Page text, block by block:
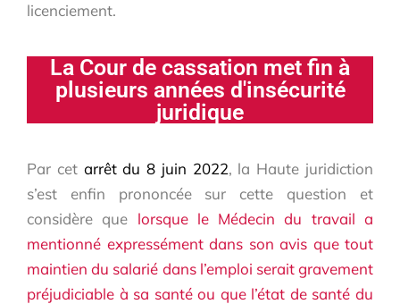
licenciement.
La Cour de cassation met fin à
plusieurs années d'insécurité
juridique
Par cet arrêt du 8 juin 2022, la Haute juridiction
s’est enfin prononcée sur cette question et
considère que lorsque le Médecin du travail a
mentionné expressément dans son avis que tout
maintien du salarié dans l’emploi serait gravement
préjudiciable à sa santé ou que l’état de santé du